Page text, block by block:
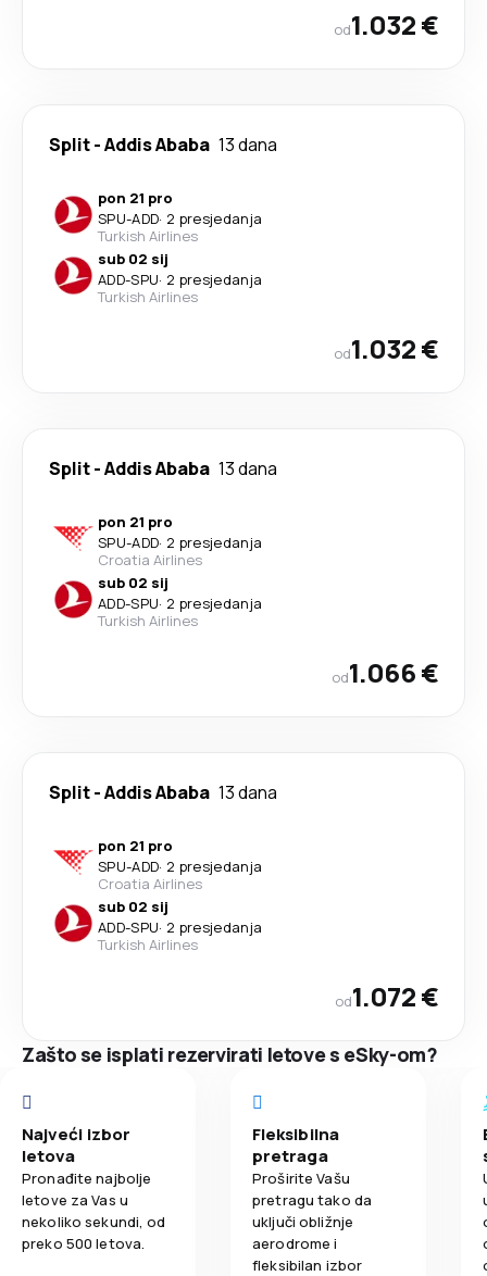
od1.032 €
Split-Addis Ababa 13 dana
pon 21 pro
SPU-ADD· 2 presjedanja
Turkish Airlines
sub 02 sij
ADD-SPU· 2 presjedanja
Turkish Airlines
od1.032 €
Split-Addis Ababa 13 dana
pon 21 pro
SPU-ADD· 2 presjedanja
Croatia Airlines
sub 02 sij
ADD-SPU· 2 presjedanja
Turkish Airlines
od1.066 €
Split-Addis Ababa 13 dana
pon 21 pro
SPU-ADD· 2 presjedanja
Croatia Airlines
sub 02 sij
ADD-SPU· 2 presjedanja
Turkish Airlines
od1.072 €
Zašto se isplati rezervirati letove s eSky-om?
Najveći izbor
letova
Pronađite najbolje
letove za Vas u
nekoliko sekundi, od
preko 500 letova.
Fleksibilna
pretraga
Proširite Vašu
pretragu tako da
uključi obližnje
aerodrome i
fleksibilan izbor